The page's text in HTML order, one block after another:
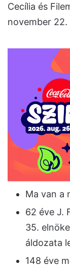
Cecília és
november 22.
Ma van a
62 éve J.
35.
áldozata
148 éve